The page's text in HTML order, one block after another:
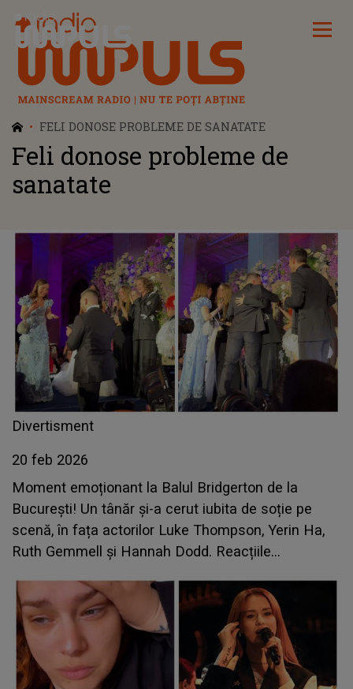
Radio Impuls
FELI DONOSE PROBLEME DE SANATATE
Feli donose probleme de
sanatate
Divertisment
20 feb 2026
Moment emoționant la Balul Bridgerton de la
București! Un tânăr și-a cerut iubita de soție pe
scenă, în fața actorilor Luke Thompson, Yerin Ha,
Ruth Gemmell şi Hannah Dodd. Reacțiile
„Prea romantic!”